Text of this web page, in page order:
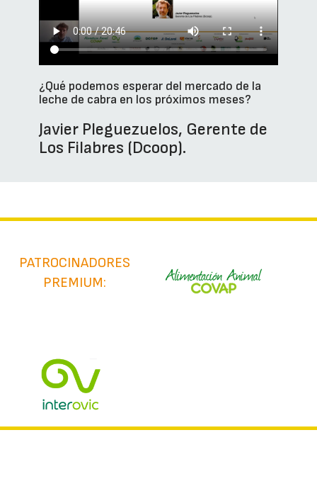
¿Qué podemos esperar del mercado de la
leche de cabra en los próximos meses?
Javier Pleguezuelos, Gerente de
Los Filabres (Dcoop).
PATROCINADORES
PREMIUM: